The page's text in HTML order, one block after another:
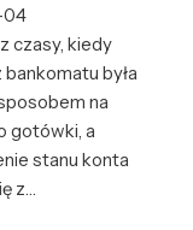
04
czasy, kiedy
bankomatu była
na
gotówki, a
stanu konta
z…